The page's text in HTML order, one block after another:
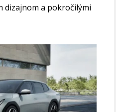
dizajnom a pokročilými